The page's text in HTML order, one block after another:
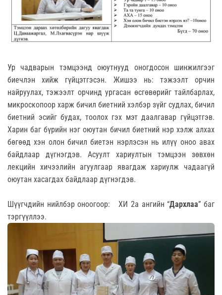
Ур чадварын тэмцээнд оюутнууд оногдосон шинжилгээг
биечлэн хийж гүйцэтгэсэн. Жишээ нь: тэжээлт орчин
найруулах, тэжээлт орчинд ургасан өсгөвөрийг тайлбарлах,
микроскопоор харж бичил биетний хэлбэр зүйг судлах, бичил
биетний эсийг будах, тоолох гэх мэт даалгавар гүйцэтгэв.
Харин баг бүрийн нэг оюутан бичил биетний нэр хэлж алхах
бөгөөд хэн олон бичил биетэн нэрлэсэн нь илүү оноо авах
байдлаар дүгнэгдэв. Асуулт хариултын тэмцээн зөвхөн
лекцийн хичээлийн агуулгаар явагдаж хариулж чадаагүй
оюутан хасагдах байдлаар дүгнэгдэв.
Шүүгчдийн нийлбэр оноогоор: ХИ 2а ангийн “Дархлаа” баг
тэргүүллээ.